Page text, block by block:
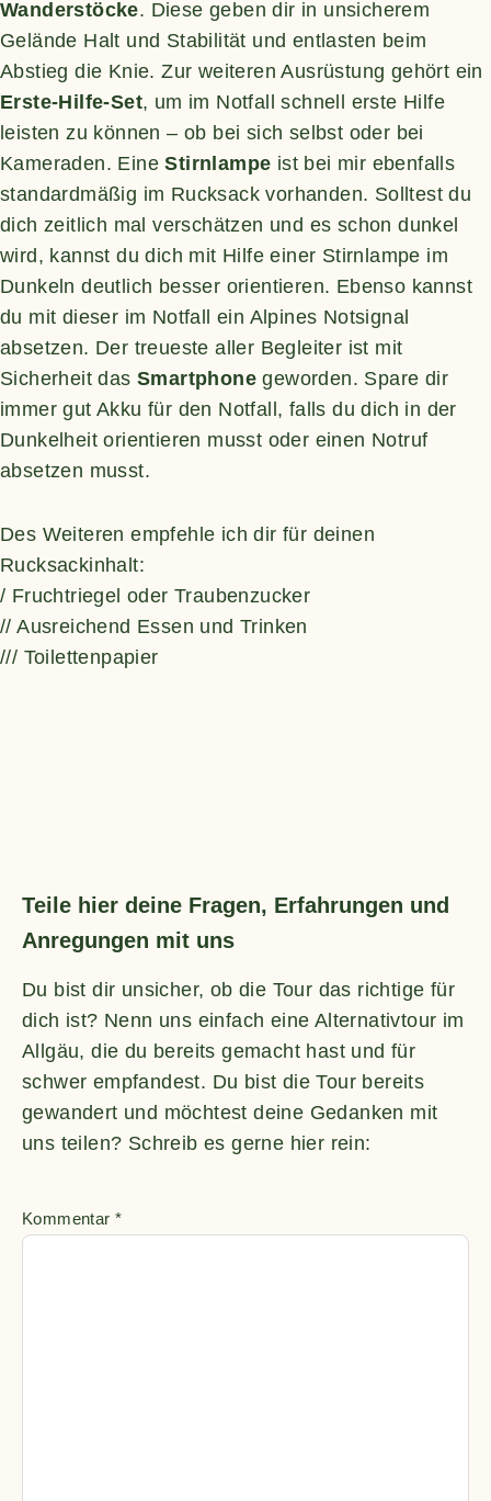
Wanderstöcke. Diese geben dir in unsicherem
Gelände Halt und Stabilität und entlasten beim
Abstieg die Knie. Zur weiteren Ausrüstung gehört ein
Erste-Hilfe-Set, um im Notfall schnell erste Hilfe
leisten zu können – ob bei sich selbst oder bei
Kameraden. EineStirnlampe ist bei mir ebenfalls
standardmäßig im Rucksack vorhanden. Solltest du
dich zeitlich mal verschätzen und es schon dunkel
wird, kannst du dich mit Hilfe einer Stirnlampe im
Dunkeln deutlich besser orientieren. Ebenso kannst
du mit dieser im Notfall ein Alpines Notsignal
absetzen. Der treueste aller Begleiter ist mit
Sicherheit dasSmartphone geworden. Spare dir
immer gut Akku für den Notfall, falls du dich in der
Dunkelheit orientieren musst oder einen Notruf
absetzen musst.
Des Weiteren empfehle ich dir für deinen
Rucksackinhalt:
/ Fruchtriegel oder Traubenzucker
// Ausreichend Essen und Trinken
/// Toilettenpapier
Teile hier deine Fragen, Erfahrungen und
Anregungen mit uns
Du bist dir unsicher, ob die Tour das richtige für
dich ist? Nenn uns einfach eine Alternativtour im
Allgäu, die du bereits gemacht hast und für
schwer empfandest. Du bist die Tour bereits
gewandert und möchtest deine Gedanken mit
uns teilen? Schreib es gerne hier rein:
Kommentar*